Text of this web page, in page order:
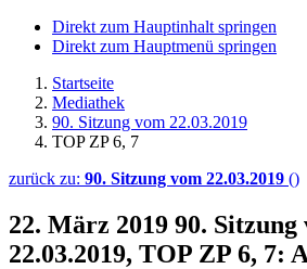
Direkt zum Hauptinhalt springen
Direkt zum Hauptmenü springen
Startseite
Mediathek
90. Sitzung vom 22.03.2019
TOP ZP 6, 7
zurück zu: 90. Sitzung vom 22.03.2019 ()
22. März 2019 90. Sitzung
22.03.2019, TOP ZP 6, 7: